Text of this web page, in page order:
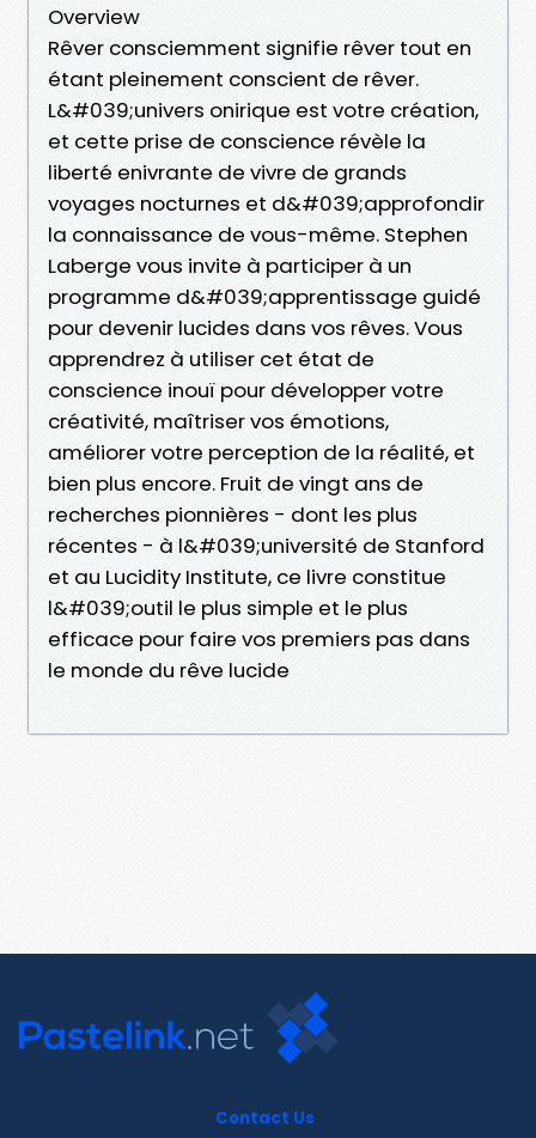
Overview
Rêver consciemment signifie rêver tout en
étant pleinement conscient de rêver.
L&#039;univers onirique est votre création,
et cette prise de conscience révèle la
liberté enivrante de vivre de grands
voyages nocturnes et d&#039;approfondir
la connaissance de vous-même. Stephen
Laberge vous invite à participer à un
programme d&#039;apprentissage guidé
pour devenir lucides dans vos rêves. Vous
apprendrez à utiliser cet état de
conscience inouï pour développer votre
créativité, maîtriser vos émotions,
améliorer votre perception de la réalité, et
bien plus encore. Fruit de vingt ans de
recherches pionnières - dont les plus
récentes - à l&#039;université de Stanford
et au Lucidity Institute, ce livre constitue
l&#039;outil le plus simple et le plus
efficace pour faire vos premiers pas dans
le monde du rêve lucide
Contact Us